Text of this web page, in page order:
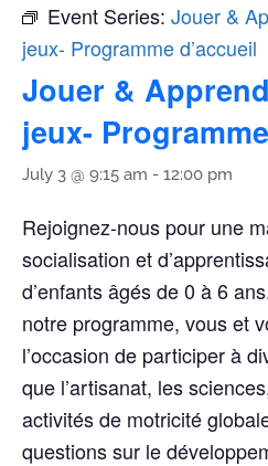
Event Series: Jouer &
jeux- Programme d’accueil
Jouer &
jeux-
July 3 @ 9:15 am - 12:00 pm
Rejoignez-nous pour une
socialisation et
d’enfants âgés de 0 à 6
notre programme, vous et
l’occasion de participer à
que l’artisanat, les
activités de motricité
questions sur le